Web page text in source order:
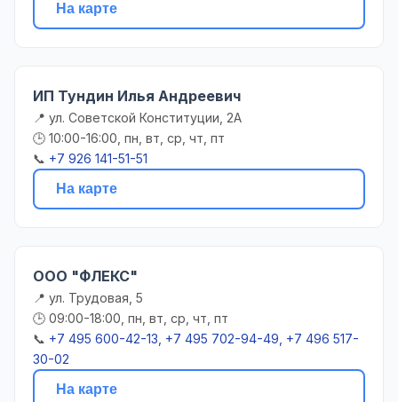
На карте
ИП Тундин Илья Андреевич
📍 ул. Советской Конституции, 2А
🕒 10:00-16:00, пн, вт, ср, чт, пт
📞 +7 926 141-51-51
На карте
ООО "ФЛЕКС"
📍 ул. Трудовая, 5
🕒 09:00-18:00, пн, вт, ср, чт, пт
📞 +7 495 600-42-13, +7 495 702-94-49, +7 496 517-
30-02
На карте